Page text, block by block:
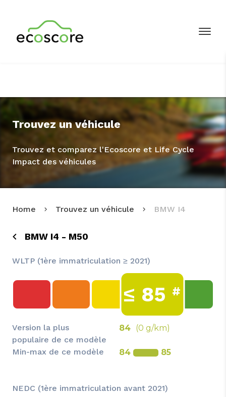
Trouvez un véhicule
Trouvez et comparez l'Ecoscore et Life Cycle
Impact des véhicules
Home Trouvez un véhicule BMW I4
BMW I4 - M50
WLTP (1ère immatriculation ≥ 2021)
≤ 85 #
Version la plus
populaire de ce modèle
84 (0 g/km)
Min-max de ce modèle 84 85
NEDC (1ère immatriculation avant 2021)